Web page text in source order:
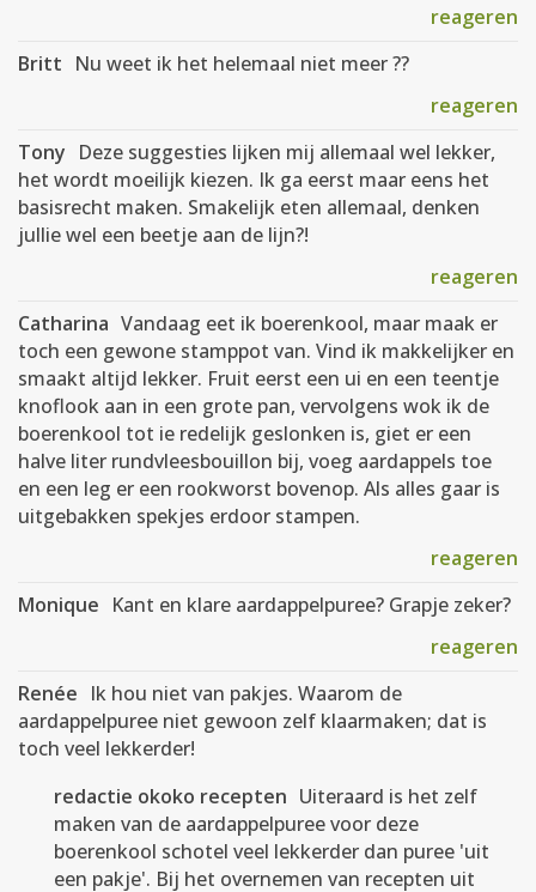
reageren
Britt Nu weet ik het helemaal niet meer ??
reageren
Tony Deze suggesties lijken mij allemaal wel lekker,
het wordt moeilijk kiezen. Ik ga eerst maar eens het
basisrecht maken. Smakelijk eten allemaal, denken
jullie wel een beetje aan de lijn?!
reageren
Catharina Vandaag eet ik boerenkool, maar maak er
toch een gewone stamppot van. Vind ik makkelijker en
smaakt altijd lekker. Fruit eerst een ui en een teentje
knoflook aan in een grote pan, vervolgens wok ik de
boerenkool tot ie redelijk geslonken is, giet er een
halve liter rundvleesbouillon bij, voeg aardappels toe
en een leg er een rookworst bovenop. Als alles gaar is
uitgebakken spekjes erdoor stampen.
reageren
Monique Kant en klare aardappelpuree? Grapje zeker?
reageren
Renée Ik hou niet van pakjes. Waarom de
aardappelpuree niet gewoon zelf klaarmaken; dat is
toch veel lekkerder!
redactie okoko recepten Uiteraard is het zelf
maken van de aardappelpuree voor deze
boerenkool schotel veel lekkerder dan puree 'uit
een pakje'. Bij het overnemen van recepten uit